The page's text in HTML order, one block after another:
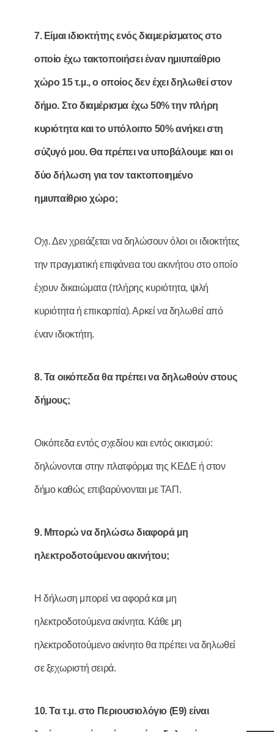
7. Είµαι ιδιοκτήτης ενός διαµερίσµατος στο
οποίο έχω τακτοποιήσει έναν ηµιυπαίθριο
χώρο 15 τ.µ., ο οποίος δεν έχει δηλωθεί στον
δήµο. Στο διαµέρισµα έχω 50% την πλήρη
κυριότητα και το υπόλοιπο 50% ανήκει στη
σύζυγό µου. Θα πρέπει να υποβάλουµε και οι
δύο δήλωση για τον τακτοποιηµένο
ηµιυπαίθριο χώρο;
Οχι. Δεν χρειάζεται να δηλώσουν όλοι οι ιδιοκτήτες
την πραγματική επιφάνεια του ακινήτου στο οποίο
έχουν δικαιώματα (πλήρης κυριότητα, ψιλή
κυριότητα ή επικαρπία). Αρκεί να δηλωθεί από
έναν ιδιοκτήτη.
8. Τα οικόπεδα θα πρέπει να δηλωθούν στους
δήµους;
Οικόπεδα εντός σχεδίου και εντός οικισμού:
δηλώνονται στην πλατφόρμα της ΚΕΔΕ ή στον
δήμο καθώς επιβαρύνονται με ΤΑΠ.
9. Μπορώ να δηλώσω διαφορά µη
ηλεκτροδοτούµενου ακινήτου;
Η δήλωση μπορεί να αφορά και μη
ηλεκτροδοτούμενα ακίνητα. Κάθε μη
ηλεκτροδοτούμενο ακίνητο θα πρέπει να δηλωθεί
σε ξεχωριστή σειρά.
10. Τα τ.µ. στο Περιουσιολόγιο (Ε9) είναι